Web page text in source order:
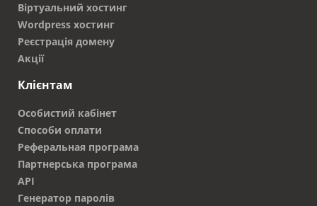
Віртуальний хостинг
Wordpress хостинг
Реєстрація домену
Акції
Клієнтам
Особистий кабінет
Способи оплати
Реферальная програма
Партнерська програма
API
Генератор паролів